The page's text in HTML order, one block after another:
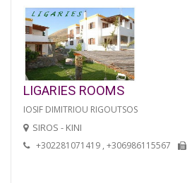
LIGARIES ROOMS
IOSIF DIMITRIOU RIGOUTSOS
SIROS - KINI
+302281071419 , +306986115567